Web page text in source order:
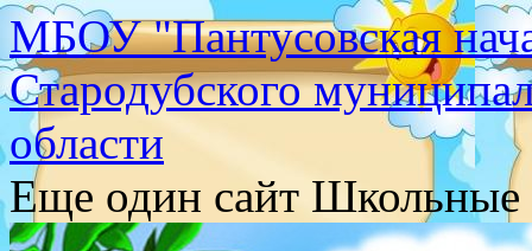
МБОУ "Пантусовская
Стародубского
области
Еще один сайт Школьные